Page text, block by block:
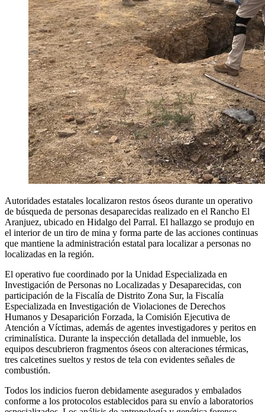
Autoridades estatales localizaron restos óseos durante un operativo
de búsqueda de personas desaparecidas realizado en el Rancho El
Aranjuez, ubicado en Hidalgo del Parral. El hallazgo se produjo en
el interior de un tiro de mina y forma parte de las acciones continuas
que mantiene la administración estatal para localizar a personas no
localizadas en la región.
El operativo fue coordinado por la Unidad Especializada en
Investigación de Personas no Localizadas y Desaparecidas, con
participación de la Fiscalía de Distrito Zona Sur, la Fiscalía
Especializada en Investigación de Violaciones de Derechos
Humanos y Desaparición Forzada, la Comisión Ejecutiva de
Atención a Víctimas, además de agentes investigadores y peritos en
criminalística. Durante la inspección detallada del inmueble, los
equipos descubrieron fragmentos óseos con alteraciones térmicas,
tres calcetines sueltos y restos de tela con evidentes señales de
combustión.
Todos los indicios fueron debidamente asegurados y embalados
conforme a los protocolos establecidos para su envío a laboratorios